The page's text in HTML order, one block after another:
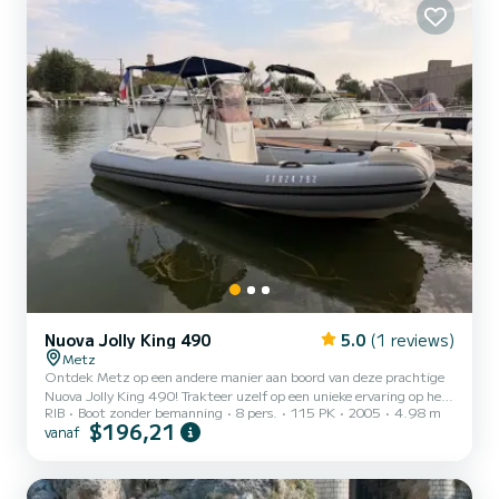
Nuova Jolly King 490 5.0 (1 reviews)
Metz
Ontdek Metz op een andere manier aan boord van deze prachtige
Nuova Jolly King 490! Trakteer uzelf op een unieke ervaring op het
water met de Nuova Jolly King 490, een ruime en
prestatiegerichte RIB, uitgerust met een Suzuki 115 pk
watersporten wilt uitproberen, deze boot is de ideale metgezel.
RIB Boot zonder bemanning 8 pers. 115 PK 2005 4.98 m
vanaf $196,21